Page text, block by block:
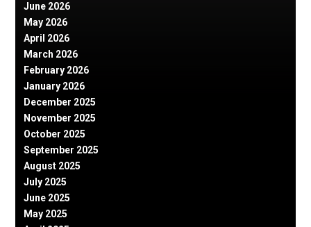
June 2026
May 2026
April 2026
March 2026
February 2026
January 2026
December 2025
November 2025
October 2025
September 2025
August 2025
July 2025
June 2025
May 2025